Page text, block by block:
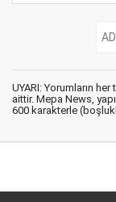
UYARI: Yorumların
aittir. Mepa News,
600 karakterle